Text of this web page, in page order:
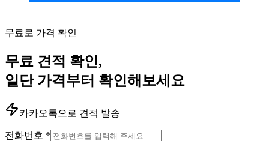
무료로 가격 확인
무료 견적 확인,
일단 가격부터 확인해보세요
카카오톡으로 견적 발송
전화번호 *